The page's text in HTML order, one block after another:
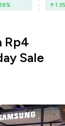
% 1.35
Rp4
Sale